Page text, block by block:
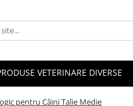
VETERINARE DIVERSE
pentru Câini Talie Medie